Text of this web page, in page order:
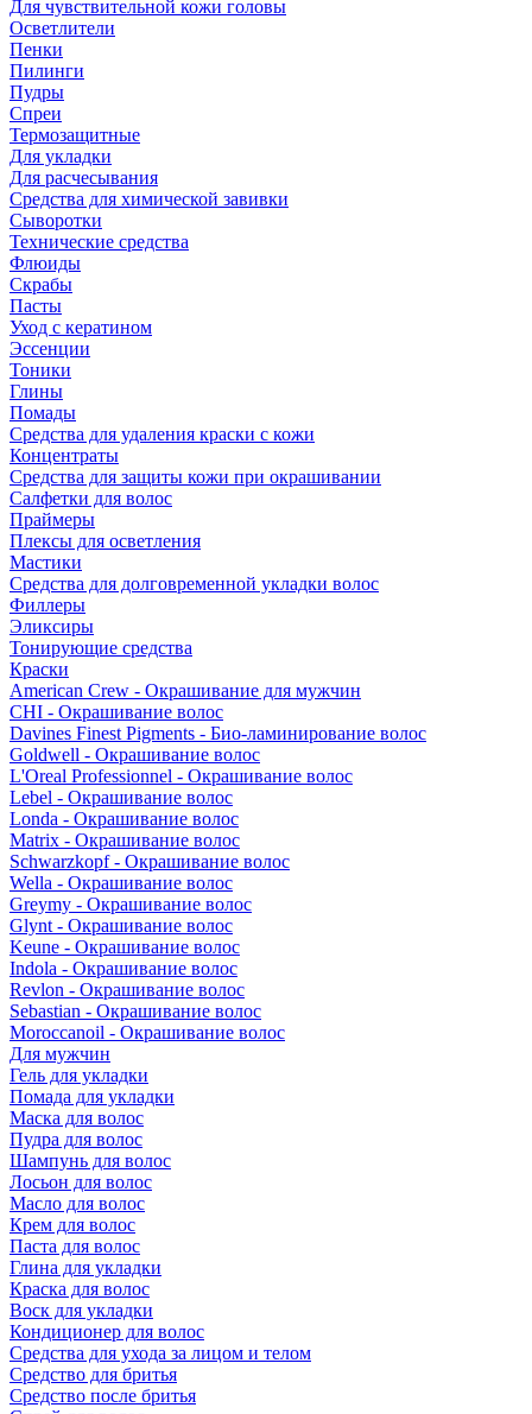
Для чувствительной кожи головы
Осветлители
Пенки
Пилинги
Пудры
Спреи
Термозащитные
Для укладки
Для расчесывания
Средства для химической завивки
Сыворотки
Технические средства
Флюиды
Скрабы
Пасты
Уход с кератином
Эссенции
Тоники
Глины
Помады
Средства для удаления краски с кожи
Концентраты
Средства для защиты кожи при окрашивании
Салфетки для волос
Праймеры
Плексы для осветления
Мастики
Средства для долговременной укладки волос
Филлеры
Эликсиры
Тонирующие средства
Краски
American Crew - Окрашивание для мужчин
CHI - Окрашивание волос
Davines Finest Pigments - Био-ламинирование волос
Goldwell - Окрашивание волос
L'Oreal Professionnel - Окрашивание волос
Lebel - Окрашивание волос
Londa - Окрашивание волос
Matrix - Окрашивание волос
Schwarzkopf - Окрашивание волос
Wella - Окрашивание волос
Greymy - Окрашивание волос
Glynt - Окрашивание волос
Keune - Окрашивание волос
Indola - Окрашивание волос
Revlon - Окрашивание волос
Sebastian - Окрашивание волос
Moroccanoil - Окрашивание волос
Для мужчин
Гель для укладки
Помада для укладки
Маска для волос
Пудра для волос
Шампунь для волос
Лосьон для волос
Масло для волос
Крем для волос
Паста для волос
Глина для укладки
Краска для волос
Воск для укладки
Кондиционер для волос
Средства для ухода за лицом и телом
Средство для бритья
Средство после бритья